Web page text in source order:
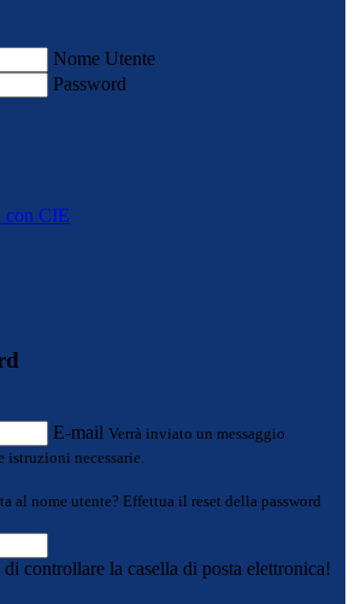
Nome Utente
Password
con CIE
E-mail Verrà inviato un messaggio
necessarie.
al nome utente? Effettua il reset della password
controllare la casella di posta elettronica!